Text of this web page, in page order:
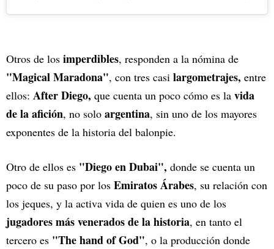
Otros de los imperdibles, responden a la nómina de
"Magical Maradona", con tres casi largometrajes, entre
ellos: After Diego, que cuenta un poco cómo es la vida
de la afición, no solo argentina, sin uno de los mayores
exponentes de la historia del balonpie.
Otro de ellos es "Diego en Dubai", donde se cuenta un
poco de su paso por los Emiratos Árabes, su relación con
los jeques, y la activa vida de quien es uno de los
jugadores más venerados de la historia, en tanto el
tercero es "The hand of God", o la producción donde